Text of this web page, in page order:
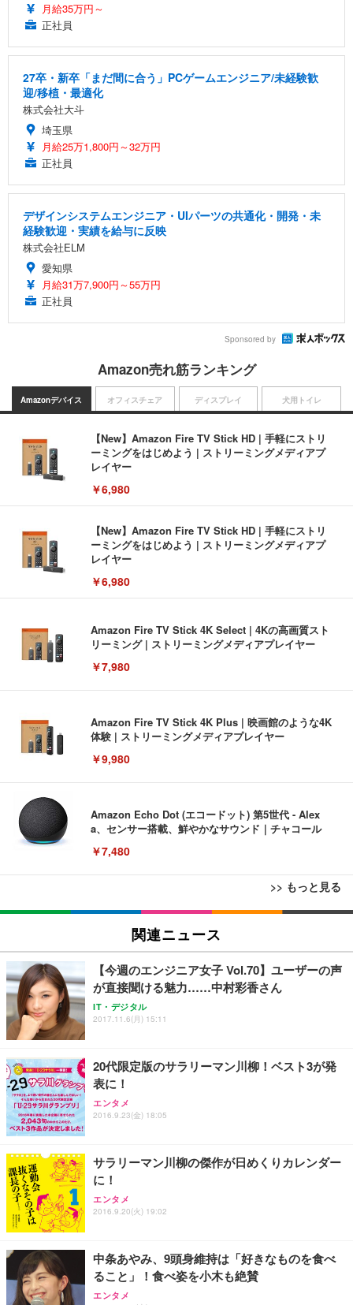
月給35万円～
正社員
27卒・新卒「まだ間に合う」PCゲームエンジニア/未経験歓
迎/移植・最適化
株式会社大斗
埼玉県
月給25万1,800円～32万円
正社員
デザインシステムエンジニア・UIパーツの共通化・開発・未
経験歓迎・実績を給与に反映
株式会社ELM
愛知県
月給31万7,900円～55万円
正社員
Sponsored by
Amazon売れ筋ランキング
Amazonデバイス
【New】Amazon Fire TV Stick HD | 手軽にストリ
ーミングをはじめよう | ストリーミングメディアプ
レイヤー
￥6,980
【New】Amazon Fire TV Stick HD | 手軽にストリ
ーミングをはじめよう | ストリーミングメディアプ
レイヤー
￥6,980
Amazon Fire TV Stick 4K Select | 4Kの高画質スト
リーミング | ストリーミングメディアプレイヤー
￥7,980
Amazon Fire TV Stick 4K Plus | 映画館のような4K
体験 | ストリーミングメディアプレイヤー
￥9,980
Amazon Echo Dot (エコードット) 第5世代 - Alex
a、センサー搭載、鮮やかなサウンド｜チャコール
￥7,480
>> もっと見る
オフィスチェア
[EdoErgo] オフィスチェア 椅子 テレワーク 疲れな
い 跳ね上げ式アームレスト コンパクト 約105度ロッ
キング pc 事務椅子 360度回転 座面昇降 強化ナイロ
(黒網+黒枠+黒足)
￥5,699
SIHOO B100 オフィスチェア／デスクチェア メッシ
Sezlife オフィスチェア デスクチェア 疲れない テレ
ワーク チェア 強化バックレスト 30度ロッキング機
ョン PCチェア 通気性メッシュ ゲーミング/勉強/事
務用 おしゃれ パソコンチェア (ブラック)
Sezlife オフィスチェア デスクチェア 疲れない テレ
ワーク チェア 強化バックレスト 30度ロッキング機
ョン PCチェア 通気性メッシュ ゲーミング/勉強/事
務用 おしゃれ パソコンチェア (ホワイト)
ANDWINT オフィスチェア デスクチェア 肘なし メ
ッシュ 通気性 ランバーサポート付き 腰サポート ガ
ディスプレイ
EIZO ビジネス向けプレミアムモニター | FlexScan
EV3240X-WT | 31.5型4K UHD・USB Type-C・ホワ
￥105,595
EIZO ビジネス向けプレミアムモニター | FlexScan
EV2740X-WT | 27.0型4K UHD・USB Type-C・ホワ
￥109,572
【純正品】27"ゲーミングモニター DualSense 充電
フック付き（CFI-ZDM1J）
【整備済み品】Dell E2724HS 27インチ 液晶モニタ
ー フルHD（1920×1080）VA 非光沢 HDMI/DisplayP
【MiniLED/24.5inch/280Hz/FHD】GRAPHT THE S
HOOTER Gaming Monitor 24” Essential ゲーミン
犬用トイレ
Amazonベーシック ペットシーツ 薄型 レギュラー 1
回使い捨て 無香料 ホワイト 300枚
￥3,373
Amazonベーシック ペットシーツ 厚型 ワイド 42枚
ネオ・ルーライフ ネオ・オムツ L 中型犬用 26枚入
Smart Basic(スマートベーシック) 【Amazon.co.jp
限定】 Smart Basic アイリスオーヤマ ペットシーツ
アイリスオーヤマ ペットシーツ 超厚型 お徳用 レギ
関連ニュース
【今週のエンジニア女子 Vol.70】ユーザーの声
が直接聞ける魅力……中村彩香さん
IT・デジタル
2017.11.6(月) 15:11
20代限定版のサラリーマン川柳！ベスト3が発
表に！
エンタメ
2016.9.23(金) 18:05
サラリーマン川柳の傑作が日めくりカレンダー
に！
エンタメ
2016.9.20(火) 19:02
中条あやみ、9頭身維持は「好きなものを食べ
ること」！食べ姿を小木も絶賛
エンタメ